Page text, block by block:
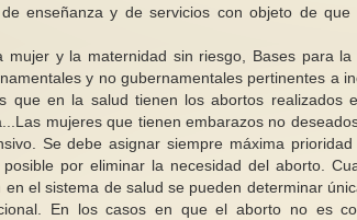
enseñanza y de servicios con objeto de
y la maternidad sin riesgo, Bases para
y no gubernamentales pertinentes a
que en la salud tienen los abortos realizados
mujeres que tienen embarazos no
Se debe asignar siempre máxima
por eliminar la necesidad del aborto.
el sistema de salud se pueden determinar
En los casos en que el aborto no es